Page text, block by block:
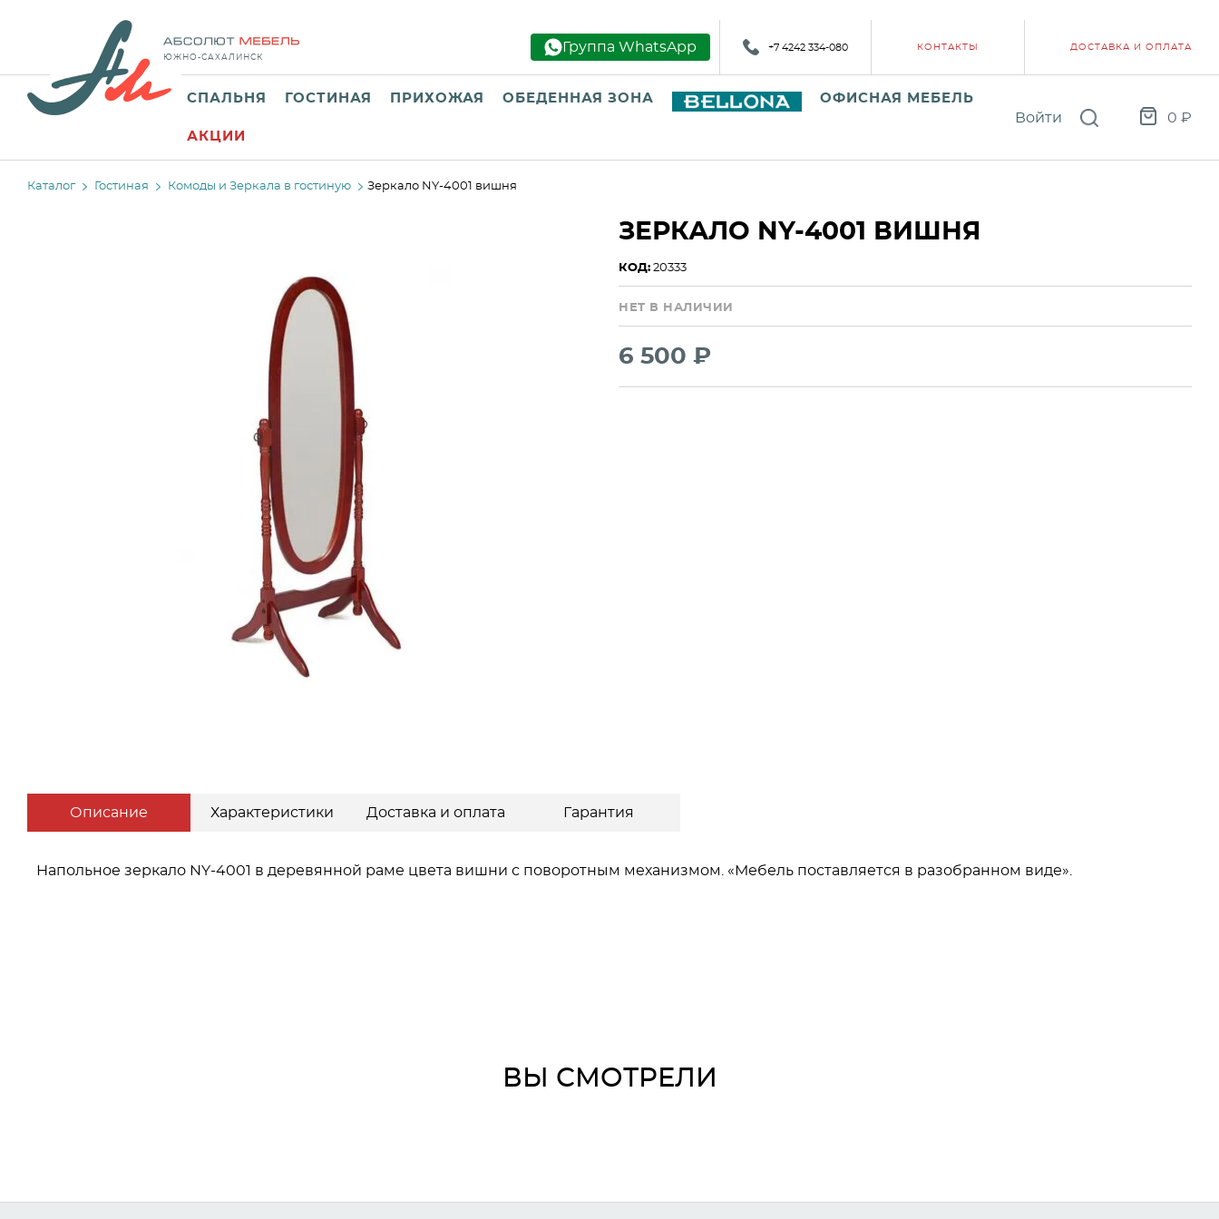
ЮЖНО-САХАЛИНСК
Группа WhatsApp +7 4242 334-080 КОНТАКТЫ ДОСТАВКА И ОПЛАТА
СПАЛЬНЯ ГОСТИНАЯ ПРИХОЖАЯ ОБЕДЕННАЯ ЗОНА ОФИСНАЯ МЕБЕЛЬ
АКЦИИ
Войти 0 ₽
Каталог Гостиная Комоды и Зеркала в гостиную Зеркало NY-4001 вишня
ЗЕРКАЛО NY-4001 ВИШНЯ
КОД: 20333
НЕТ В НАЛИЧИИ
6 500 ₽
Описание Характеристики Доставка и оплата Гарантия
Напольное зеркало NY-4001 в деревянной раме цвета вишни с поворотным механизмом. «Мебель поставляется в разобранном виде».
ВЫ СМОТРЕЛИ